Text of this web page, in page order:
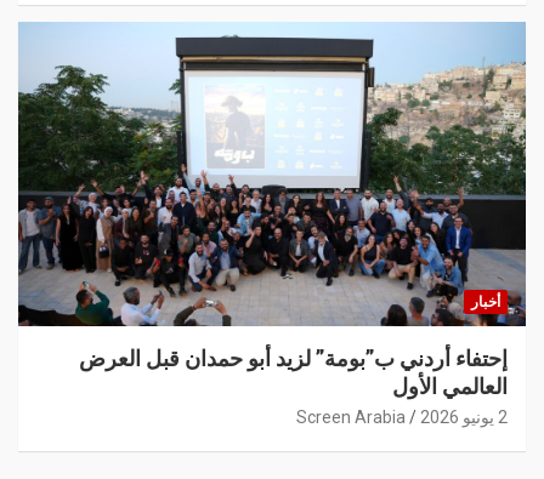
أخبار
إحتفاء أردني ب”بومة” لزيد أبو حمدان قبل العرض
العالمي الأول
2 يونيو 2026 Screen Arabia